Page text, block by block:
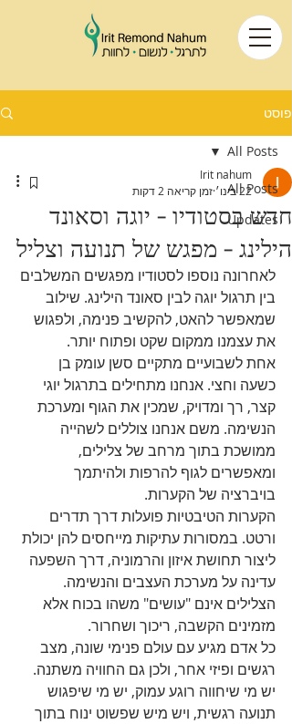
פוסט
All Posts
Updates
All Posts
חדש בסטודיו - יוגה וסאונד
הילינג - מפגש של תנועה וצליל
Irit nahum
22 בינו׳
זמן קריאה 2 דקות
לאחרונה נוספו לסטודיו מפגשים המשלבים
בין תרגול יוגה לבין סאונד הילינג. שילוב
שמאפשר להאט, להקשיב פנימה, ולפגוש
את עצמנו ממקום שקט ופתוח יותר.
אחת לשבועיים מתקיים סשן עומק בן
כשעה וחצי. אנחנו מתחילים בתרגול יוגי
קצר, רך ומדויק, שמכין את הגוף ומערכת
הנשימה. משם אנחנו צוללים לשהייה
ממושכת בתוך מרחב של צלילים,
ומאפשרים לגוף להרפות ולהיתמך
בויברציה של הקערות.
הקערות הטיבטיות פועלות דרך תדרים
ורטט. במסורות עתיקות מייחסים להן יכולת
ליצור תחושת איזון והרמוניה, דרך השפעה
עדינה על מערכת העצבים והנשימה.
הצלילים אינם "עושים" משהו בכוח אלא
מזמינים הקשבה, ריכוך ושחרור.
כל אדם מגיע עם עולם פנימי שונה, מצב
רגשים ופיזי אחר, ולכן גם החוויה משתנה.
יש מי שיחווה רוגע עמוק, יש מי שיפגוש
תנועה רגשית, ויש מיש שפשוט ינוח בתוך